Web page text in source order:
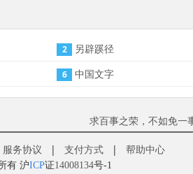
2 另辟蹊径
6 中国文字
求百事之荣，不如免一
服务协议 | 支付方式 | 帮助中心
有 沪ICP证14008134号-1